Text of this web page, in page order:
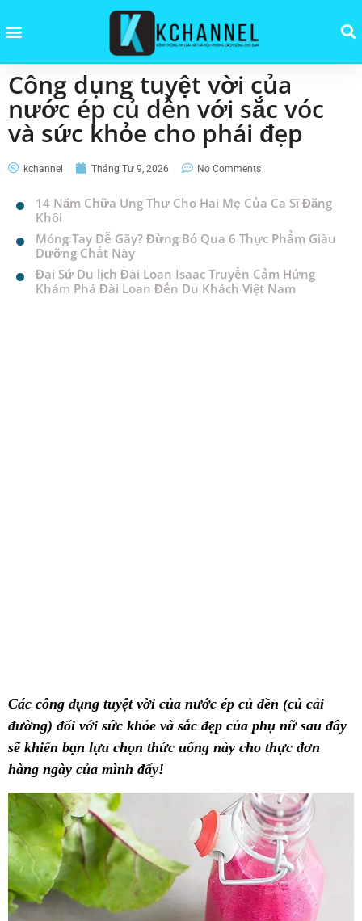
Công dụng tuyệt vời của
nước ép củ dền với sắc vóc
và sức khỏe cho phái đẹp
kchannel Tháng Tư 9, 2026 No Comments
14 Năm Chữa Ung Thư Cho Hai Mẹ Của Ca Sĩ Đăng
Khôi
Móng Tay Dễ Gãy? Đừng Bỏ Qua 6 Thực Phẩm Giàu
Dưỡng Chất Này
Đại Sứ Du lịch Đài Loan Isaac Truyền Cảm Hứng
Khám Phá Đài Loan Đến Du Khách Việt Nam
Các công dụng tuyệt vời của nước ép củ dền (củ cải
đường) đối với sức khỏe và sắc đẹp của phụ nữ sau đây
sẽ khiến bạn lựa chọn thức uống này cho thực đơn
hàng ngày của mình đấy!